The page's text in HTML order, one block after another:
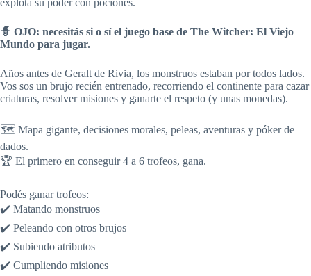
explotá su poder con pociones.
🧙 OJO: necesitás si o sí el juego base de The Witcher: El Viejo
Mundo para jugar.
Años antes de Geralt de Rivia, los monstruos estaban por todos lados.
Vos sos un brujo recién entrenado, recorriendo el continente para cazar
criaturas, resolver misiones y ganarte el respeto (y unas monedas).
🗺️ Mapa gigante, decisiones morales, peleas, aventuras y póker de
dados.
🏆 El primero en conseguir 4 a 6 trofeos, gana.
Podés ganar trofeos:
✔️ Matando monstruos
✔️ Peleando con otros brujos
✔️ Subiendo atributos
✔️ Cumpliendo misiones